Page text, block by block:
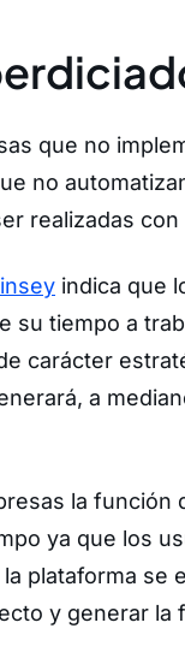
que no
no
realizadas
indica que
su tiempo a
carácter
a
la función
ya que los
plataforma se
y generar la